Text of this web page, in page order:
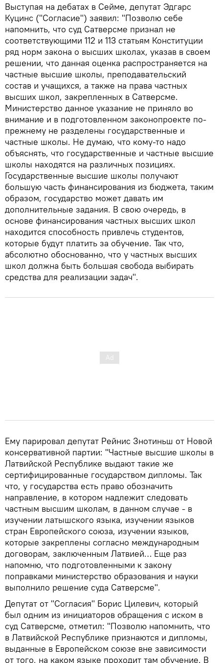
Выступая на дебатах в Сейме, депутат Эдгарс
Куцинс ("Согласие") заявил: "Позволю себе
напомнить, что суд Сатверсме признал не
соответствующими 112 и 113 статьям Конституции
ряд норм закона о высших школах, указав в своем
решении, что данная оценка распространяется на
частные высшие школы, преподавательский
состав и учащихся, а также на права частных
высших школ, закрепленных в Сатверсме.
Министерство данное указание не приняло во
внимание и в подготовленном законопроекте по-
прежнему не разделены государственные и
частные школы. Не думаю, что кому-то надо
объяснять, что государственные и частные высшие
школы находятся на различных позициях.
Государственные высшие школы получают
большую часть финансирования из бюджета, таким
образом, государство может давать им
дополнительные задания. В свою очередь, в
основе финансирования частных высших школ
находится способность привлечь студентов,
которые будут платить за обучение. Так что,
абсолютно обоснованно, что у частных высших
школ должна быть большая свобода выбирать
средства для реализации задач".
Ему парировал депутат Рейнис Знотиньш от Новой
консервативной партии: "Частные высшие школы в
Латвийской Республике выдают такие же
сертифицированные государством дипломы. Так
что, у государства есть право обозначить
направление, в котором надлежит следовать
частным высшим школам, в данном случае - в
изучении латышского языка, изучении языков
стран Европейского союза, изучении языков,
которые закреплены согласно международным
договорам, заключенным Латвией… Еще раз
напомню, что подготовленными к закону
поправками министерство образования и науки
выполнило решение суда Сатверсме".
Депутат от "Согласия" Борис Цилевич, который
был одним из инициаторов обращения с иском в
суд Сатверсме, отметил: "Позволю напомнить, что
в Латвийской Республике признаются и дипломы,
выданные в Европейском союзе вне зависимости
от того, на каком языке проходит там обучение. В